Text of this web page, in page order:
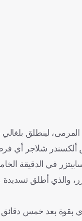
لينطلق
شلاجر أي
في الدقيقة
والذي أطلق
بقوة بعد خمس